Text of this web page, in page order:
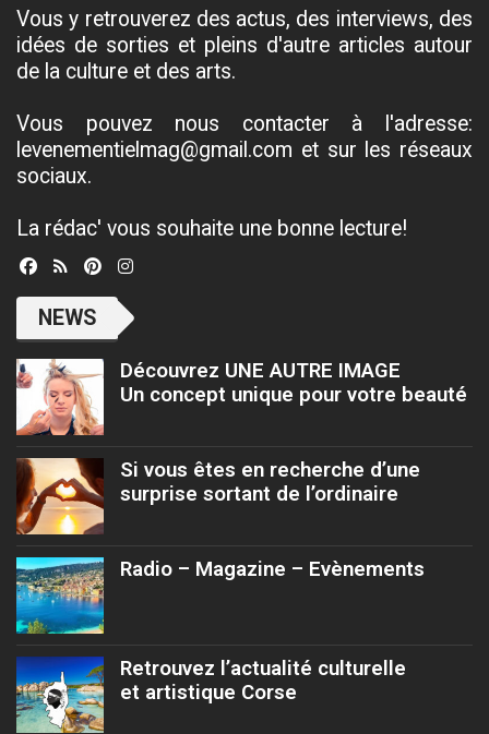
Vous y retrouverez des actus, des interviews, des
idées de sorties et pleins d'autre articles autour
de la culture et des arts.
Vous pouvez nous contacter à l'adresse:
levenementielmag@gmail.com et sur les réseaux
sociaux.
La rédac' vous souhaite une bonne lecture!
NEWS
Découvrez UNE AUTRE IMAGE
Un concept unique pour votre beauté
Si vous êtes en recherche d’une
surprise sortant de l’ordinaire
Radio – Magazine – Evènements
Retrouvez l’actualité culturelle
et artistique Corse